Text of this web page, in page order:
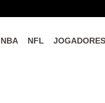
NBA NFL JOGADORES